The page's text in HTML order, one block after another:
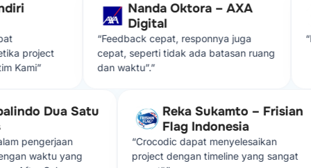
project
Nanda Oktora – AXA
Digital
“Feedback cepat, responnya juga
cepat, seperti tidak ada batasan ruang
dan waktu”.”
Dua Satu
pengerjaan
waktu yang
Reka Sukamto –
Flag Indonesia
“Crocodic dapat menyelesaikan
project dengan timeline yang sangat